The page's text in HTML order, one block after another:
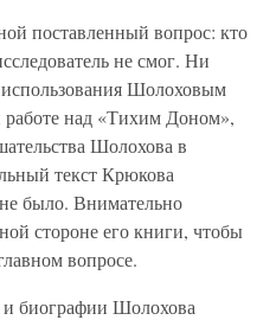
поставленный вопрос: кто
не смог. Ни
использования Шолоховым
над «Тихим Доном»,
Шолохова в
текст Крюкова
было. Внимательно
стороне его книги, чтобы
вопросе.
и биографии Шолохова